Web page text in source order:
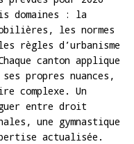
domaines : la
les normes
règles d’urbanisme
canton applique
propres nuances,
complexe. Un
entre droit
une gymnastique
actualisée.